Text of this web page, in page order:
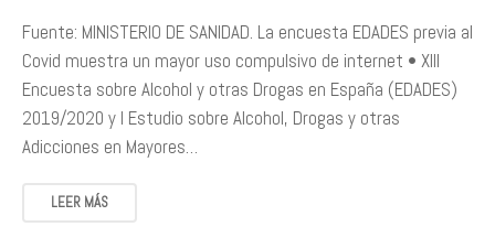
Fuente: MINISTERIO DE SANIDAD. La encuesta EDADES previa al
Covid muestra un mayor uso compulsivo de internet • XIII
Encuesta sobre Alcohol y otras Drogas en España (EDADES)
2019/2020 y I Estudio sobre Alcohol, Drogas y otras
Adicciones en Mayores…
LEER MÁS